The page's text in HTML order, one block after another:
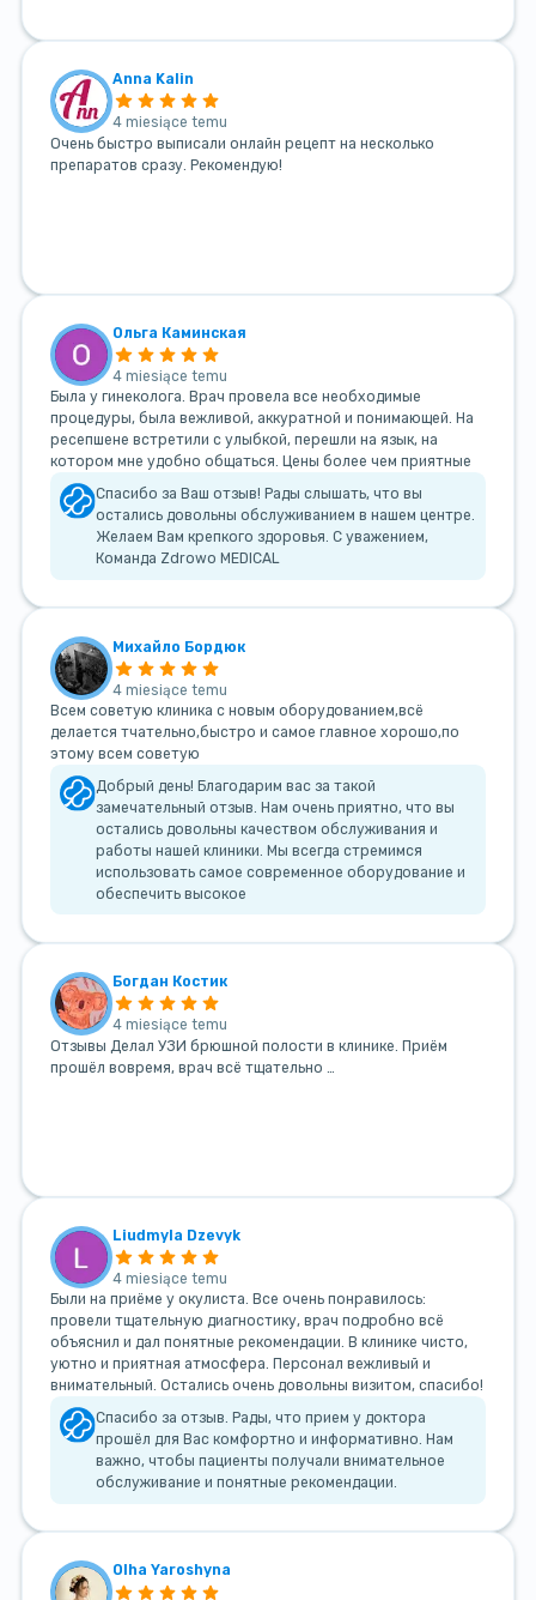
Anna Kalin
4 miesiące temu
Очень быстро выписали онлайн рецепт на несколько
препаратов сразу. Рекомендую!
Ольга Каминская
4 miesiące temu
Была у гинеколога. Врач провела все необходимые
процедуры, была вежливой, аккуратной и понимающей. На
ресепшене встретили с улыбкой, перешли на язык, на
котором мне удобно общаться. Цены более чем приятные
Спасибо за Ваш отзыв! Рады слышать, что вы
остались довольны обслуживанием в нашем центре.
Желаем Вам крепкого здоровья. С уважением,
Команда Zdrowo MEDICAL
Михайло Бордюк
4 miesiące temu
Всем советую клиника с новым оборудованием,всё
делается тчательно,быстро и самое главное хорошо,по
этому всем советую
Добрый день! Благодарим вас за такой
замечательный отзыв. Нам очень приятно, что вы
остались довольны качеством обслуживания и
работы нашей клиники. Мы всегда стремимся
использовать самое современное оборудование и
обеспечить высокое
Богдан Костик
4 miesiące temu
Отзывы Делал УЗИ брюшной полости в клинике. Приём
прошёл вовремя, врач всё тщательно …
Liudmyla Dzevyk
4 miesiące temu
Были на приёме у окулиста. Все очень понравилось:
провели тщательную диагностику, врач подробно всё
объяснил и дал понятные рекомендации. В клинике чисто,
уютно и приятная атмосфера. Персонал вежливый и
внимательный. Остались очень довольны визитом, спасибо!
Спасибо за отзыв. Рады, что прием у доктора
прошёл для Вас комфортно и информативно. Нам
важно, чтобы пациенты получали внимательное
обслуживание и понятные рекомендации.
Olha Yaroshyna